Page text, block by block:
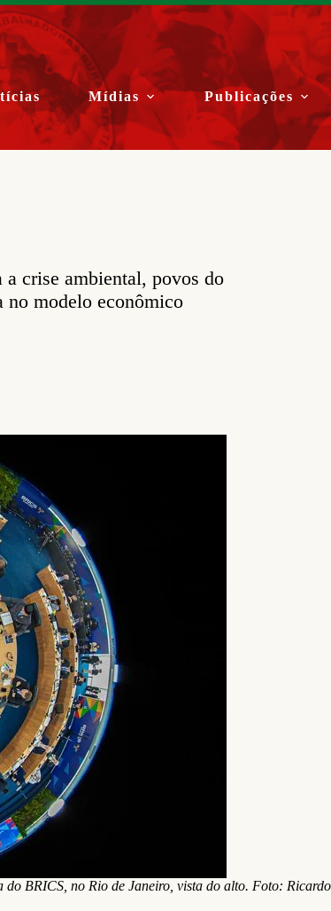
Mídias Publicações
crise ambiental, povos do
no modelo econômico
do BRICS, no Rio de Janeiro, vista do alto. Foto: